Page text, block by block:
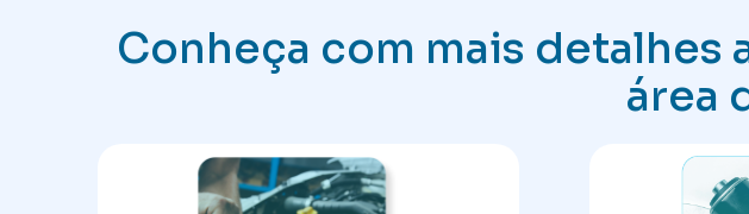
Conheça com mais detalhes
área